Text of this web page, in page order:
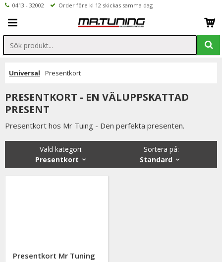
0413 - 32002 Order före kl 12 skickas samma dag
Universal Presentkort
PRESENTKORT - EN VÄLUPPSKATTAD
PRESENT
Presentkort hos Mr Tuing - Den perfekta presenten.
Sortera på:
Standard
Vald kategori:
Presentkort
Presentkort Mr Tuning